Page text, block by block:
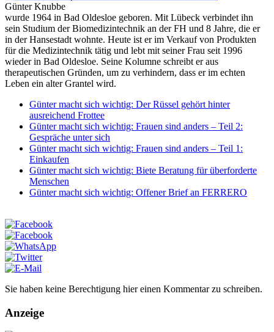
Günter Knubbe
wurde 1964 in Bad Oldesloe geboren. Mit Lübeck verbindet ihn
sein Studium der Biomedizintechnik an der FH und 8 Jahre, die er
in der Hansestadt wohnte. Heute ist er im Verkauf von Produkten
für die Medizintechnik tätig und lebt mit seiner Frau seit 1996
wieder in Bad Oldesloe. Seine Kolumne schreibt er aus
therapeutischen Gründen, um zu verhindern, dass er im echten
Leben ein alter Grantel wird.
Günter macht sich wichtig: Der Rüssel gehört hinter
ausreichend Frottee
Günter macht sich wichtig: Frauen sind anders – Teil 2:
Gespräche unter sich
Günter macht sich wichtig: Frauen sind anders – Teil 1:
Einkaufen
Günter macht sich wichtig: Biete Beratung für überforderte
Menschen
Günter macht sich wichtig: Offener Brief an FERRERO
Sie haben keine Berechtigung hier einen Kommentar zu schreiben.
Anzeige